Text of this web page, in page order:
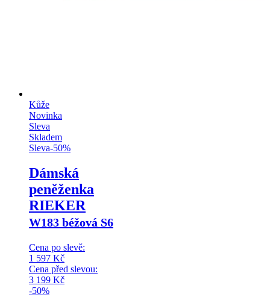
Kůže
Novinka
Sleva
Skladem
Sleva-50%
Dámská
peněženka
RIEKER
W183 béžová S6
Cena po slevě:
1 597 Kč
Cena před slevou:
3 199 Kč
-50%